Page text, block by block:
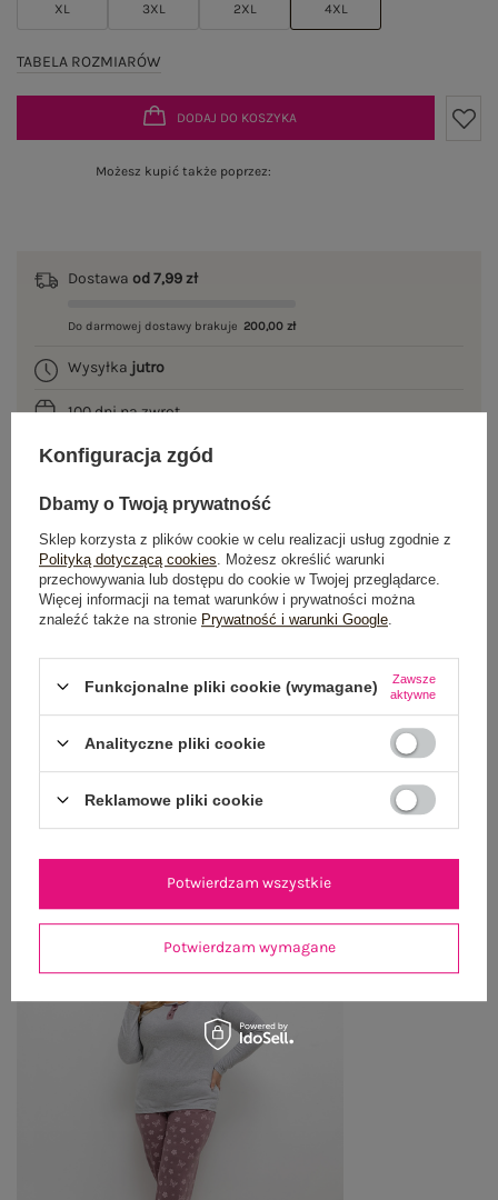
XL 3XL 2XL 4XL
TABELA ROZMIARÓW
DODAJ DO KOSZYKA
Możesz kupić także poprzez:
Dostawa od 7,99 zł
Do darmowej dostawy brakuje 200,00 zł
Wysyłka jutro
100 dni na zwrot
OPIS PRODUKTU
GŁÓWNE PARAMETRY
OPINIE O PRODUKCIE (2)
ZWROTY I REKLAMACJE
OSTATNIO OGLĄDANE
Konfiguracja zgód
Dbamy o Twoją prywatność
Sklep korzysta z plików cookie w celu realizacji usług zgodnie z
Polityką dotyczącą cookies . Możesz określić warunki
przechowywania lub dostępu do cookie w Twojej przeglądarce.
Więcej informacji na temat warunków i prywatności można
znaleźć także na stronie Prywatność i warunki Google
Funkcjonalne pliki cookie (wymagane)
Zawsze
aktywne
Analityczne pliki cookie
Reklamowe pliki cookie
Potwierdzam wymagane
Potwierdzam wszystkie